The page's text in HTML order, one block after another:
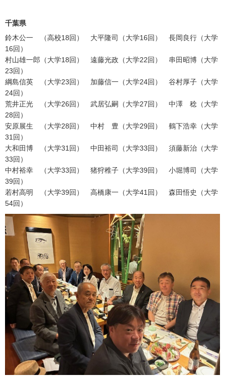
千葉県
鈴木公一 （高校18回） 大平隆司（大学16回） 長岡良行（大学
16回）
村山雄一郎（大学18回） 遠藤光政（大学22回） 串田昭博（大学
23回）
綱島信英 （大学23回） 加藤信一（大学24回） 谷村厚子（大学
24回）
荒井正光 （大学26回） 武居弘嗣（大学27回） 中澤 稔（大学
28回）
安原展生 （大学28回） 中村 豊（大学29回） 鶴下浩幸（大学
31回）
大和田博 （大学31回） 中田裕司（大学33回） 須藤新治（大学
33回）
中村裕幸 （大学33回） 猪狩稚子（大学39回） 小堀博司（大学
39回）
若村高明 （大学39回） 高橋康一（大学41回） 森田悟史（大学
54回）